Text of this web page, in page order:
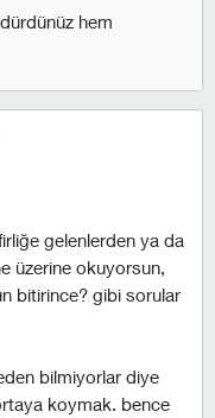
hem
gelenlerden ya da
üzerine okuyorsun,
bitirince? gibi sorular
bilmiyorlar diye
koymak. bence